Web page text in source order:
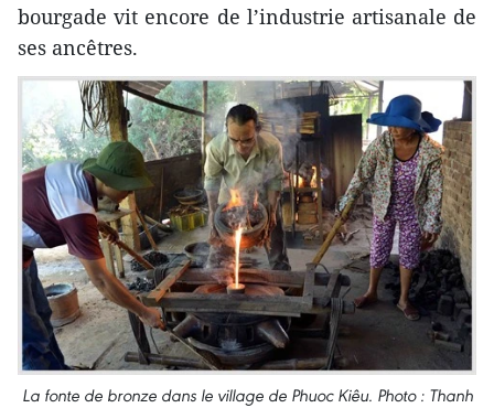
bourgade vit encore de l’industrie artisanale de
ses ancêtres.
La fonte de bronze dans le village de Phuoc Kiêu. Photo : Thanh